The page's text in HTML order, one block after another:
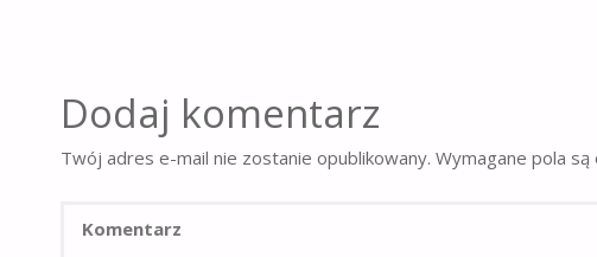
Dodaj komentarz
Twój adres e-mail nie zostanie opublikowany. Wymagane pola